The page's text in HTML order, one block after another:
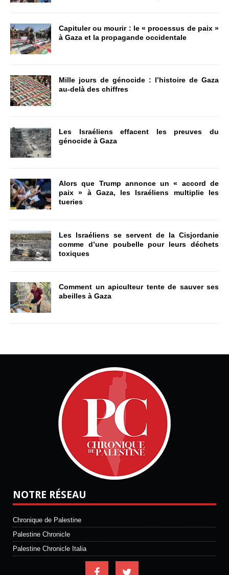
Capituler ou mourir : le « processus de paix »
à Gaza et la propagande occidentale
Mille jours de génocide : l’histoire de Gaza
au-delà des chiffres
Les Israéliens effacent les preuves du
génocide à Gaza
Alors que Trump annonce un « accord de
paix » à Gaza, les Israéliens multiplie les
tueries
Les Israéliens se servent de la Cisjordanie
comme d’une poubelle pour leurs déchets
toxiques
Comment un apiculteur tente de sauver ses
abeilles à Gaza
NOTRE RÉSEAU
Chronique de Palestine
Palestine Chronicle
Palestine Chronicle Italia